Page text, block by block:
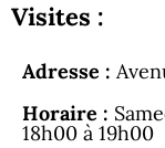
Visites :
Adresse :
Horaire :
18h00 à 19h00